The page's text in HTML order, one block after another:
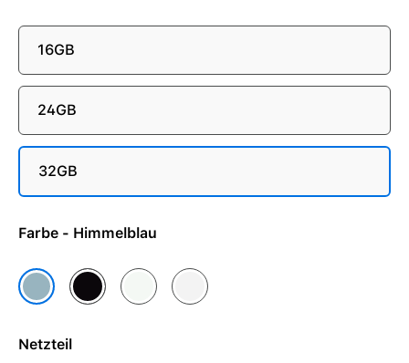
16GB
24GB
32GB
Farbe - Himmelblau
HimmelblauMitternachtPolarsternSilber
Netzteil